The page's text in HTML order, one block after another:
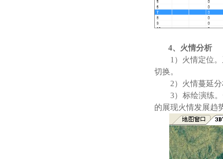
4、火情分析
1）火情定位
切换。
2）火情蔓延
3）标绘演练
的展现火情发展趋